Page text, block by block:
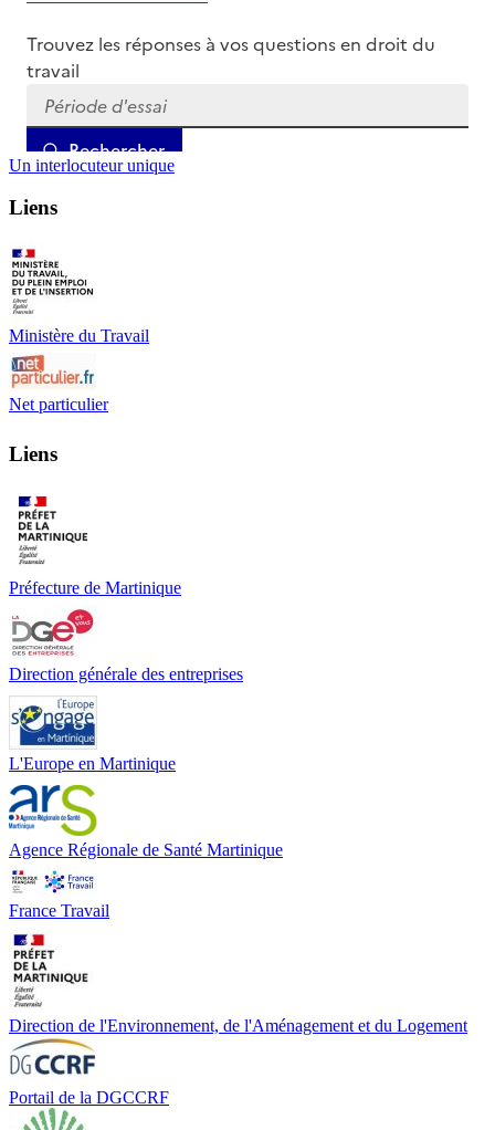
Un interlocuteur unique
Liens
Ministère du Travail
Net particulier
Liens
Préfecture de Martinique
Direction générale des entreprises
L'Europe en Martinique
Agence Régionale de Santé Martinique
France Travail
Direction de l'Environnement, de l'Aménagement et du Logement
Portail de la DGCCRF